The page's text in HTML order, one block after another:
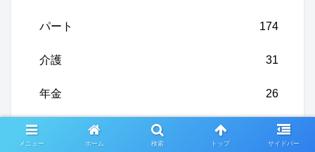
パート 174
介護 31
年金 26
22
メニュー ホーム 検索 トップ サイドバー